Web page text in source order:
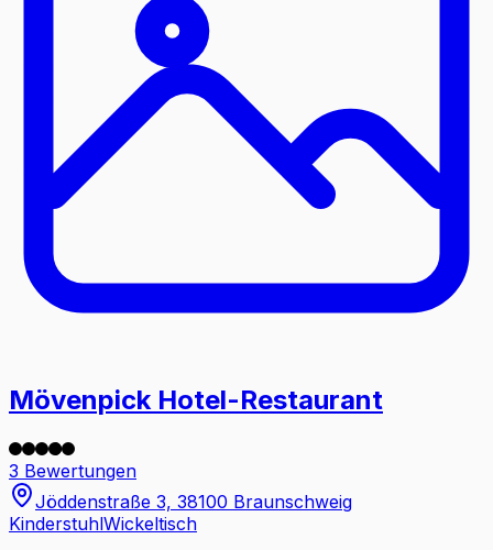
Mövenpick Hotel-Restaurant
3 Bewertungen
Jöddenstraße 3, 38100 Braunschweig
KinderstuhlWickeltisch